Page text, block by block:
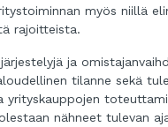
myös niillä
rajoitteista.
ja
tilanne sekä
yrityskauppojen
nähneet tulevan